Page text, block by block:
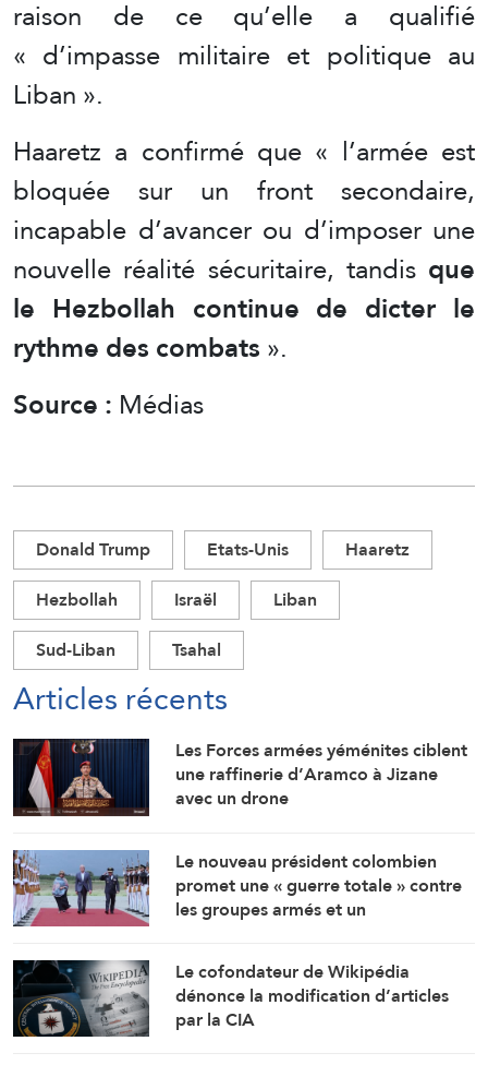
raison de ce qu’elle a qualifié
« d’impasse militaire et politique au
Liban ».
Haaretz a confirmé que « l’armée est
bloquée sur un front secondaire,
incapable d’avancer ou d’imposer une
nouvelle réalité sécuritaire, tandis que
le Hezbollah continue de dicter le
rythme des combats».
Source : Médias
Donald Trump Etats-Unis
Haaretz
Hezbollah
Israël
Liban
Sud-Liban
Tsahal
Articles récents
Les Forces armées yéménites ciblent
une raffinerie d’Aramco à Jizane
avec un drone
Le nouveau président colombien
promet une « guerre totale » contre
les groupes armés et un
Washington
Le cofondateur de Wikipédia
dénonce la modification d’articles
par la CIA